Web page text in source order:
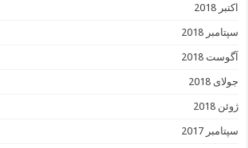
اکتبر 2018
سپتامبر 2018
آگوست 2018
جولای 2018
ژوئن 2018
سپتامبر 2017